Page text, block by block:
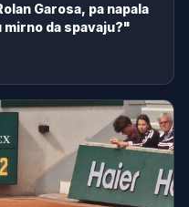
Garosa, pa napala
da spavaju?"